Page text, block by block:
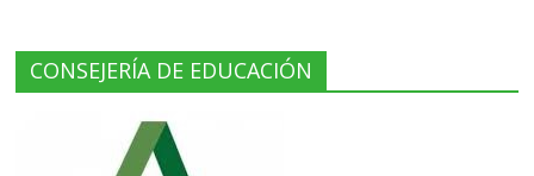
CONSEJERÍA DE EDUCACIÓN